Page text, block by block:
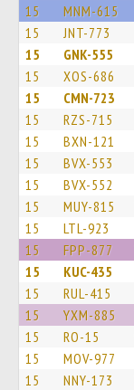
15 MNM-615
15 JNT-773
15 GNK-555
15 XOS-686
15 CMN-723
15 RZS-715
15 BXN-121
15 BVX-553
15 BVX-552
15 MUY-815
15 LTL-923
15 FPP-877
15 KUC-435
15 RUL-415
15 YXM-885
15 RO-15
15 MOV-977
15 NNY-173